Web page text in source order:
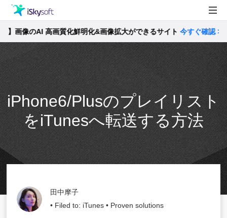
製品
Utility
製品活用事例
ストア
サポート
のAI 高画質化鮮明化&画像拡大ができるサイト今すぐ確認 >>
iPhone6/Plusのプレイリスト
をiTunesへ転送する方法
田中摩子
• Filed to: iTunes • Proven solutions